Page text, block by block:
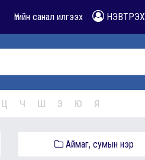
Үгийн санал илгээх НЭВТРЭХ
Ц Ч Ш Э Ю Я
Аймаг, сумын нэр